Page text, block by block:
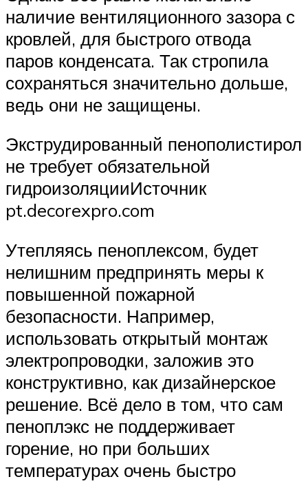
наличие вентиляционного зазора с
кровлей, для быстрого отвода
паров конденсата. Так стропила
сохраняться значительно дольше,
ведь они не защищены.
Экструдированный пенополистирол
не требует обязательной
гидроизоляцииИсточник
pt.decorexpro.com
Утепляясь пеноплексом, будет
нелишним предпринять меры к
повышенной пожарной
безопасности. Например,
использовать открытый монтаж
электропроводки, заложив это
конструктивно, как дизайнерское
решение. Всё дело в том, что сам
пеноплэкс не поддерживает
горение, но при больших
температурах очень быстро